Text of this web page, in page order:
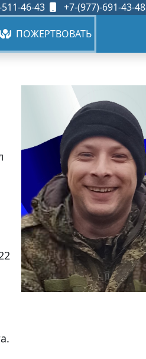
46-43 +7-(977)-691-43-48
ПОЖЕРТВОВАТЬ